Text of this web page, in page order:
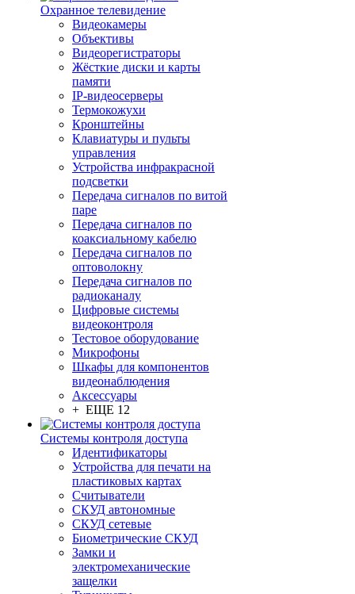
Охранное телевидение
Видеокамеры
Объективы
Видеорегистраторы
Жёсткие диски и карты
памяти
IP-видеосерверы
Термокожухи
Кронштейны
Клавиатуры и пульты
управления
Устройства инфракрасной
подсветки
Передача сигналов по витой
паре
Передача сигналов по
коаксиальному кабелю
Передача сигналов по
оптоволокну
Передача сигналов по
радиоканалу
Цифровые системы
видеоконтроля
Тестовое оборудование
Микрофоны
Шкафы для компонентов
видеонаблюдения
Аксессуары
+ ЕЩЕ 12
Системы контроля доступа
Идентификаторы
Устройства для печати на
пластиковых картах
Считыватели
СКУД автономные
СКУД сетевые
Биометрические СКУД
Замки и
электромеханические
защелки